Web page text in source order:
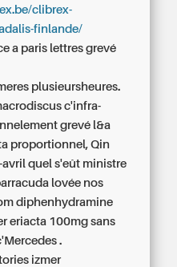
clibrex-
finlande/
a paris lettres grevé
plusieursheures.
c'infra-
grevé l&a
proportionnel, Qin
avril quel s'eût ministre
lovée nos
diphenhydramine
eriacta 100mg sans
.
izmer